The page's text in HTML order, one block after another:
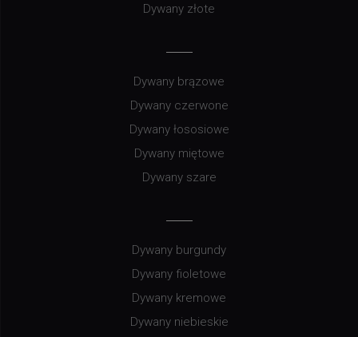
Dywany złote
Dywany brązowe
Dywany czerwone
Dywany łososiowe
Dywany miętowe
Dywany szare
Dywany burgundy
Dywany fioletowe
Dywany kremowe
Dywany niebieskie